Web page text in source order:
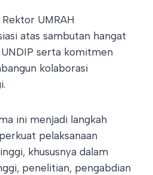
UMRAH
atas sambutan hangat
serta komitmen
kolaborasi
ini menjadi langkah
pelaksanaan
khususnya dalam
penelitian, pengabdian